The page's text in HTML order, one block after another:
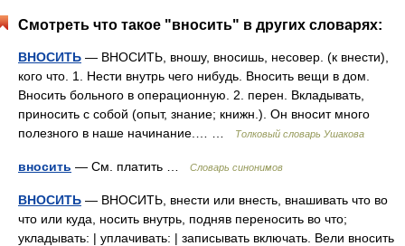
Смотреть что такое "вносить" в других словарях:
ВНОСИТЬ — ВНОСИТЬ, вношу, вносишь, несовер. (к внести),
кого что. 1. Нести внутрь чего нибудь. Вносить вещи в дом.
Вносить больного в операционную. 2. перен. Вкладывать,
приносить с собой (опыт, знание; книжн.). Он вносит много
полезного в наше начинание.… …
Толковый словарь Ушакова
вносить — См. платить … Словарь синонимов
ВНОСИТЬ — ВНОСИТЬ, внести или внесть, внашивать что во
что или куда, носить внутрь, подняв переносить во что;
укладывать: | уплачивать: | записывать включать. Вели вносить